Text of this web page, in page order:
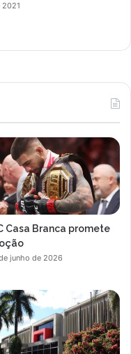
Casa Branca promete
junho de 2026